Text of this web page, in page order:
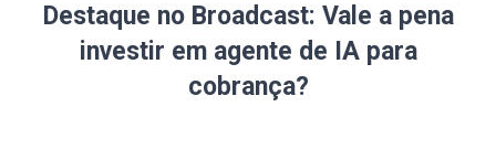
Destaque no Broadcast: Vale a pena
investir em agente de IA para
cobrança?